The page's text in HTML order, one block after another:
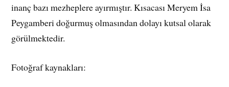
inanç bazı mezheplere ayırmıştır. Kısacası Meryem İsa
Peygamberi doğurmuş olmasından dolayı kutsal olarak
görülmektedir.
Fotoğraf kaynakları: